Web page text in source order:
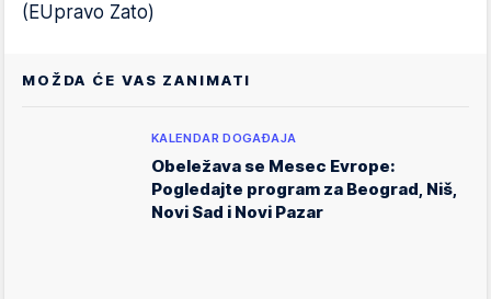
(EUpravo Zato)
MOŽDA ĆE VAS ZANIMATI
KALENDAR DOGAĐAJA
Obeležava se Mesec Evrope:
Pogledajte program za Beograd, Niš,
Novi Sad i Novi Pazar